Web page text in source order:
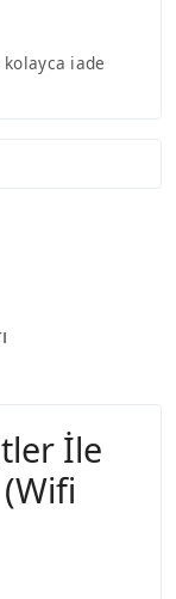
iade
İle